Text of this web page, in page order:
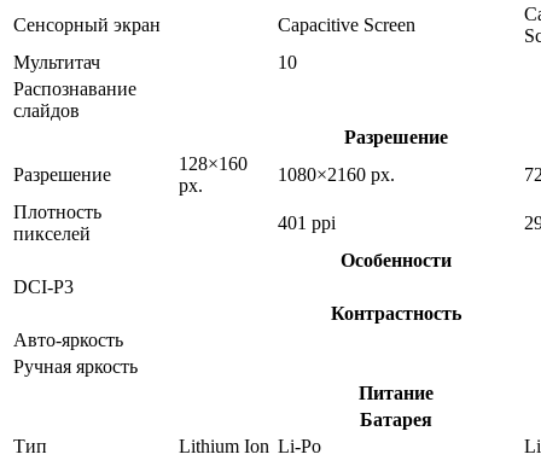
Сенсорный экран
Capacitive Screen
Мультитач
10
Распознавание
слайдов
Разрешение
Разрешение
128×160
px.
1080×2160 px.
Плотность
пикселей
401 ppi
Особенности
DCI-P3
Контрастность
Авто-яркость
Ручная яркость
Питание
Батарея
Тип
Lithium Ion Li-Po